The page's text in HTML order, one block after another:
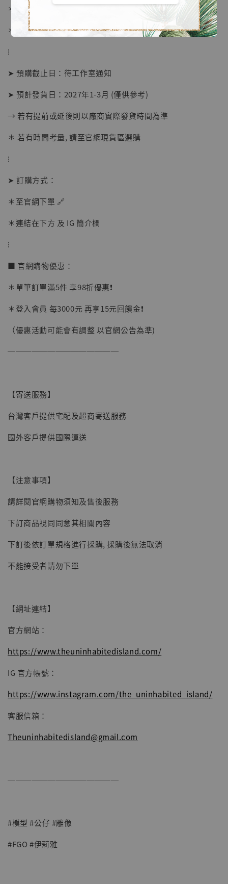
【店內現貨】海賊王 系列蒐藏雕像 布魯克達
NT$ 1,870
【現貨】BJSTUDIO 1/6系列可動蒐藏人偶 讓
NT$ 4,980
NT$ 5,300
加入購物車
＊ 國際運費另計
＊ 刷卡免手續費
⁝
➤ 預購截止日：待工作室通知
➤ 預計發貨日：2027年1-3月 (僅供參考)
→ 若有提前或延後則以廠商實際發貨時間為準
＊ 若有時間考量, 請至官網現貨區選購
⁝
➤ 訂購方式：
＊至官網下單 🔗
＊連結在下方 及 IG 簡介欄
⁝
■ 官網購物優惠：
＊單筆訂單滿5件 享98折優惠❗️
＊登入會員 每3000元 再享15元回饋金❗️
（優惠活動可能會有調整 以官網公告為準)
──────────────
【寄送服務】
台灣客戶提供宅配及超商寄送服務
國外客戶提供國際運送
【注意事項】
請詳閱官網購物須知及售後服務
下訂商品視同同意其相關內容
下訂後依訂單規格進行採購, 採購後無法取消
不能接受者請勿下單
【網址連結】
官方網站：
https://www.theuninhabitedisland.com/
IG 官方帳號：
https://www.instagram.com/the_uninhabited_island/
客服信箱：
Theuninhabitedisland@gmail.com
──────────────
#模型 #公仔 #雕像
#FGO #伊莉雅